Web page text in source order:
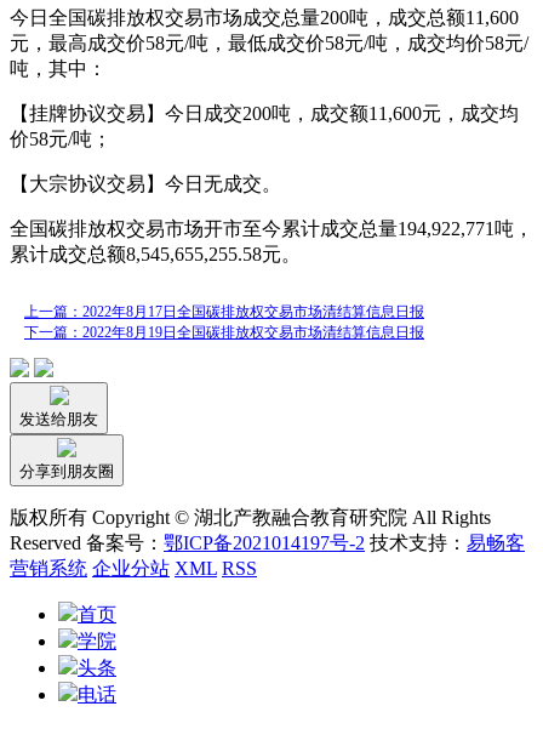
今日全国碳排放权交易市场成交总量200吨，成交总额11,600
元，最高成交价58元/吨，最低成交价58元/吨，成交均价58元/
吨，其中：
【挂牌协议交易】今日成交200吨，成交额11,600元，成交均
价58元/吨；
【大宗协议交易】今日无成交。
全国碳排放权交易市场开市至今累计成交总量194,922,771吨，
累计成交总额8,545,655,255.58元。
上一篇：2022年8月17日全国碳排放权交易市场清结算信息日报
下一篇：2022年8月19日全国碳排放权交易市场清结算信息日报
发送给朋友
分享到朋友圈
版权所有 Copyright © 湖北产教融合教育研究院 All Rights
Reserved 备案号： 鄂ICP备2021014197号-2 技术支持： 易畅客
营销系统 企业分站 XML RSS
首页
学院
头条
电话